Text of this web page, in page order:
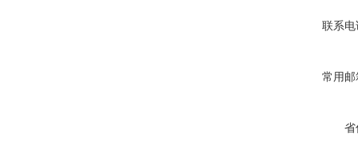
联系电
常用邮
省